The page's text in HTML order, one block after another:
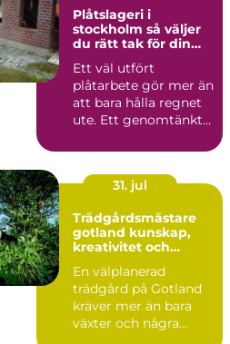
Plåtslageri i
stockholm så väljer
du rätt tak för din
Ett väl utfört
plåtarbete gör mer än
att bara hålla regnet
ute. Ett genomtänkt
fasad...
31. jul
Trädgårdsmästare
gotland kunskap,
kreativitet och
En välplanerad
trädgård på Gotland
kräver mer än bara
växter och några